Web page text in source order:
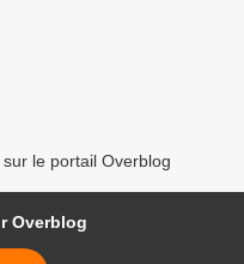
le portail Overblog
Overblog